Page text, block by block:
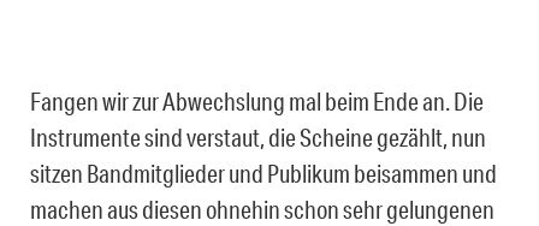
Fangen wir zur Abwechslung mal beim Ende an. Die
Instrumente sind verstaut, die Scheine gezählt, nun
sitzen Bandmitglieder und Publikum beisammen und
machen aus diesen ohnehin schon sehr gelungenen